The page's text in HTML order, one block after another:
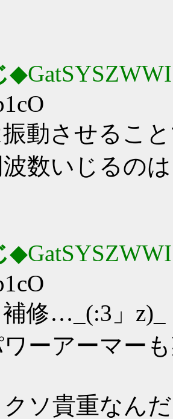
◆GatSYSZWWI
動させるこ
波数いじるの
◆GatSYSZWWI
修…_(:3」z)_
ワーアーマー
ソ貴重なん